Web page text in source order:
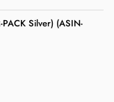
Silver) (ASIN-